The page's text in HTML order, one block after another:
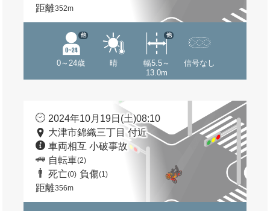
距離352m
0～24歳
他
晴
幅5.5～
13.0m
他
信号なし
2024年10月19日(土)08:10
大津市錦織三丁目 付近
車両相互 小破事故
自転車(2)
死亡(0) 負傷(1)
距離356m